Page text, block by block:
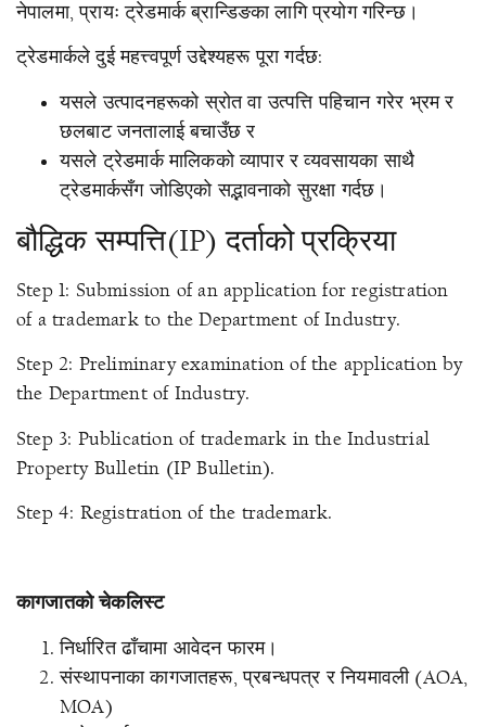
नेपालमा, प्रायः ट्रेडमार्क ब्रान्डिङका लागि प्रयोग गरिन्छ।
ट्रेडमार्कले दुई महत्त्वपूर्ण उद्देश्यहरू पूरा गर्दछ:
यसले उत्पादनहरूको स्रोत वा उत्पत्ति पहिचान गरेर भ्रम र
छलबाट जनतालाई बचाउँछ र
यसले ट्रेडमार्क मालिकको व्यापार र व्यवसायका साथै
ट्रेडमार्कसँग जोडिएको सद्भावनाको सुरक्षा गर्दछ।
बौद्धिक सम्पत्ति(IP) ​​दर्ताको प्रक्रिया
Step 1: Submission of an application for registration
of a trademark to the Department of Industry.
Step 2: Preliminary examination of the application by
the Department of Industry.
Step 3: Publication of trademark in the Industrial
Property Bulletin (IP Bulletin).
Step 4: Registration of the trademark.
कागजातको चेकलिस्ट
निर्धारित ढाँचामा आवेदन फारम।
संस्थापनाका कागजातहरू, प्रबन्धपत्र र नियमावली (AOA,
MOA)